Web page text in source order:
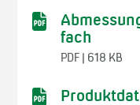
fach
PDF | 618 KB